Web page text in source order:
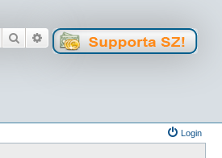
Cerca Ricerca avanzata
Login